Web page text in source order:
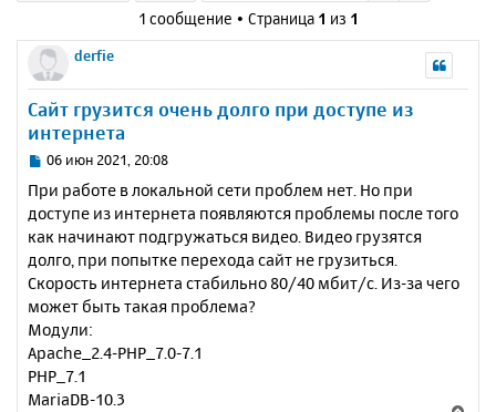
1 сообщение • Страница 1 из 1
derfie
Сайт грузится очень долго при доступе из
интернета
С
о
б
щ
е
н
е
06 июн 2021, 20:08
При работе в локальной сети проблем нет. Но при
доступе из интернета появляются проблемы после того
как начинают подгружаться видео. Видео грузятся
долго, при попытке перехода сайт не грузиться.
Скорость интернета стабильно 80/40 мбит/c. Из-за чего
может быть такая проблема?
Модули:
Apache_2.4-PHP_7.0-7.1
PHP_7.1
MariaDB-10.3